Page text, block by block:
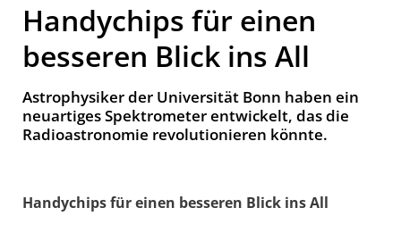
Handychips für einen
besseren Blick ins All
Astrophysiker der Universität Bonn haben ein
neuartiges Spektrometer entwickelt, das die
Radioastronomie revolutionieren könnte.
Handychips für einen besseren Blick ins All